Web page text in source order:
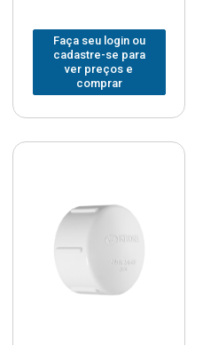
Faça seu login ou
cadastre-se para
ver preços e
comprar